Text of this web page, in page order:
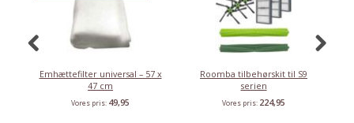
Emhættefilter universal – 57 x
47 cm
Vores pris: 49,95
Roomba tilbehørskit til S9
serien
Vores pris: 224,95